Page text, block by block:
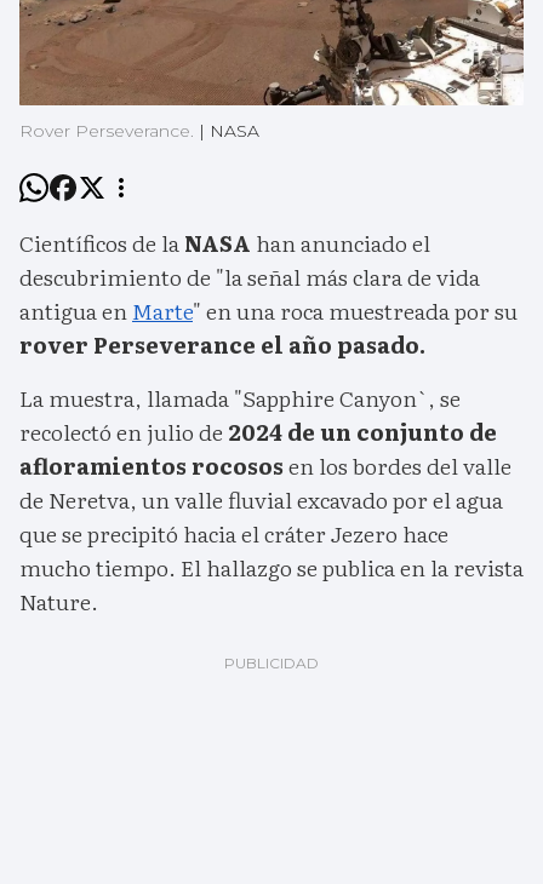
Rover Perseverance. | NASA
Científicos de laNASA han anunciado el
descubrimiento de "la señal más clara de vida
antigua enMarte" en una roca muestreada por su
rover Perseverance el año pasado.
La muestra, llamada "Sapphire Canyon`, se
recolectó en julio de 2024 de un conjunto de
afloramientos rocososen los bordes del valle
de Neretva, un valle fluvial excavado por el agua
que se precipitó hacia el cráter Jezero hace
mucho tiempo. El hallazgo se publica en la revista
Nature.